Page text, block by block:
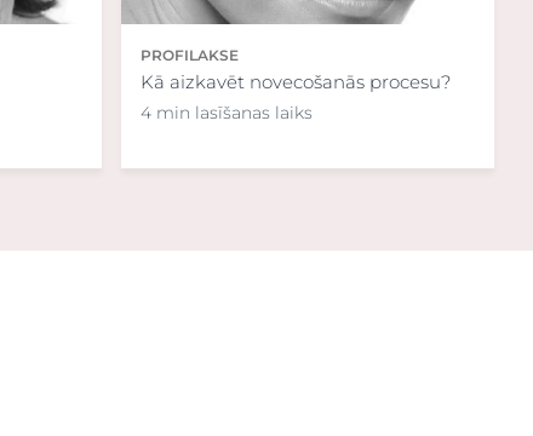
PROFILAKSE
Kā aizkavēt novecošanās procesu?
4 min lasīšanas laiks